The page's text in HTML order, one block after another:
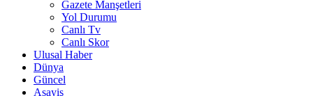
Gazete Manşetleri
Yol Durumu
Canlı Tv
Canlı Skor
Ulusal Haber
Dünya
Güncel
Asayiş